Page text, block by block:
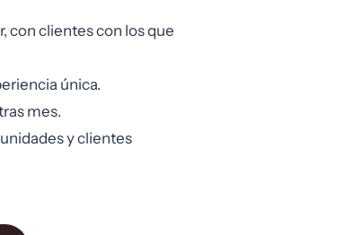
con clientes con los que
única.
mes.
y clientes